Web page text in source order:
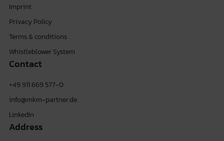
Imprint
Privacy Policy
Terms & conditions
Whistleblower System
Contact
+49 911 669 577-0
info@mkm-partner.de
LinkedIn
Address